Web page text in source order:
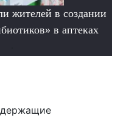
жителей в создании
в аптеках